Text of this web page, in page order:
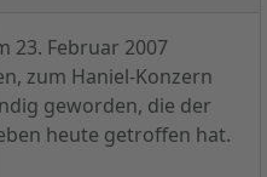
23. Februar 2007
zum Haniel-Konzern
geworden, die der
heute getroffen hat.